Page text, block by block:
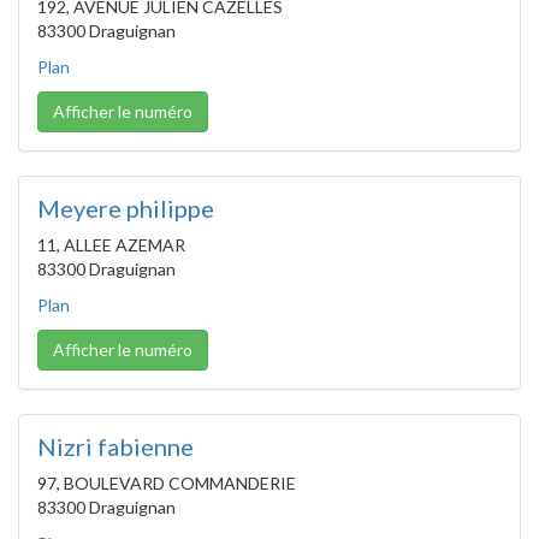
192, AVENUE JULIEN CAZELLES
83300 Draguignan
Plan
Afficher le numéro
Meyere philippe
11, ALLEE AZEMAR
83300 Draguignan
Plan
Afficher le numéro
Nizri fabienne
97, BOULEVARD COMMANDERIE
83300 Draguignan